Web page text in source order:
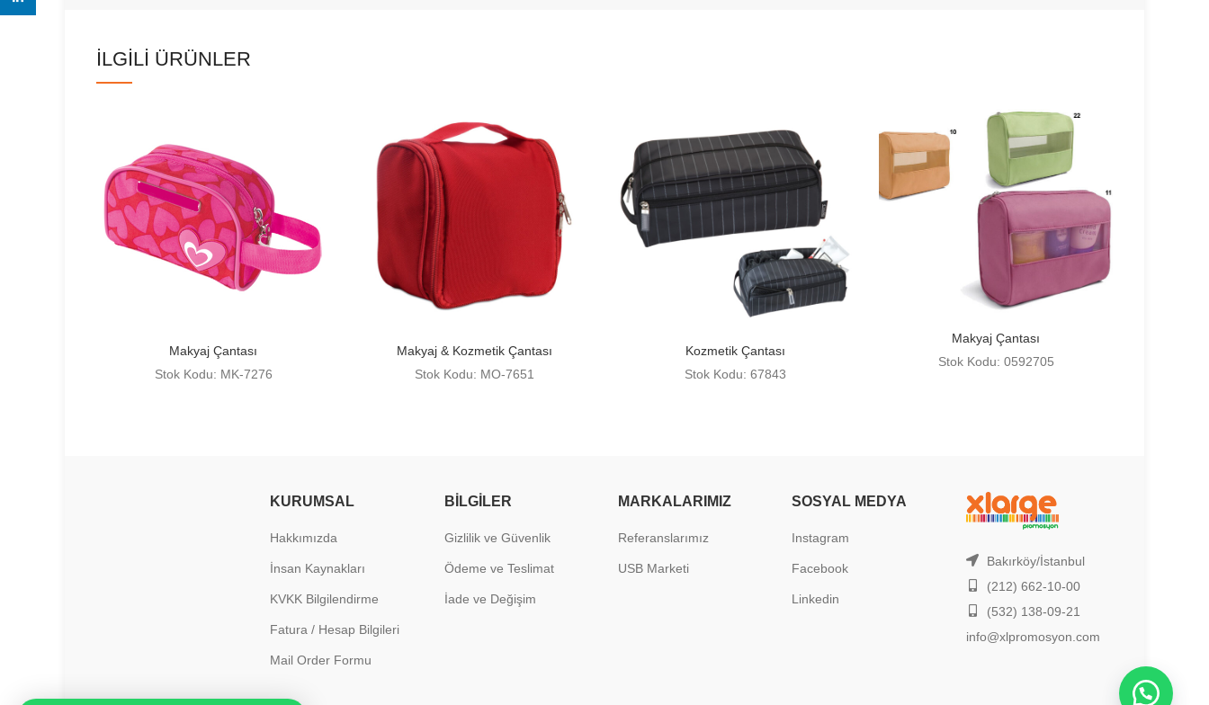
İLGILI ÜRÜNLER
Makyaj Çantası
Stok Kodu: MK-7276
Makyaj & Kozmetik Çantası
Stok Kodu: MO-7651
Kozmetik Çantası
Stok Kodu: 67843
Makyaj Çantası
Stok Kodu: 0592705
KURUMSAL
Hakkımızda
İnsan Kaynakları
KVKK Bilgilendirme
Fatura / Hesap Bilgileri
Mail Order Formu
BILGILER
Gizlilik ve Güvenlik
Ödeme ve Teslimat
İade ve Değişim
MARKALARIMIZ
Referanslarımız
USB Marketi
SOSYAL MEDYA
Instagram
Facebook
Linkedin
Bakırköy/İstanbul
(212) 662-10-00
(532) 138-09-21
info@xlpromosyon.com